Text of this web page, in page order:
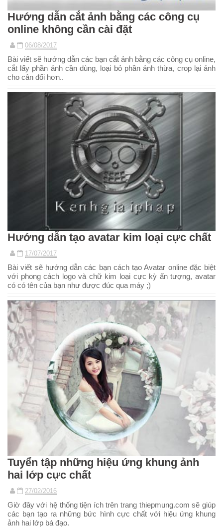
Hướng dẫn cắt ảnh bằng các công cụ
online không cần cài đặt
06/08/2017
Bài viết sẽ hướng dẫn các bạn cắt ảnh bằng các công cụ online,
cắt lấy phần ảnh cần dùng, loại bỏ phần ảnh thừa, crop lại ảnh
cho cân đổi hơn..
Hướng dẫn tạo avatar kim loại cực chất
17/07/2017
Bài viết sẽ hướng dẫn các bạn cách tạo Avatar online đặc biệt
với phong cách logo và chữ kim loại cực kỳ ấn tượng, avatar
có có tên của bạn như được đúc qua máy ;)
Tuyển tập những hiệu ứng khung ảnh
hai lớp cực chất
27/02/2016
Giờ đây với hệ thống tiện ích trên trang thiepmung.com sẽ giúp
các bạn tạo ra những bức hình cực chất với hiệu ứng khung
ảnh hai lớp bá đạo.